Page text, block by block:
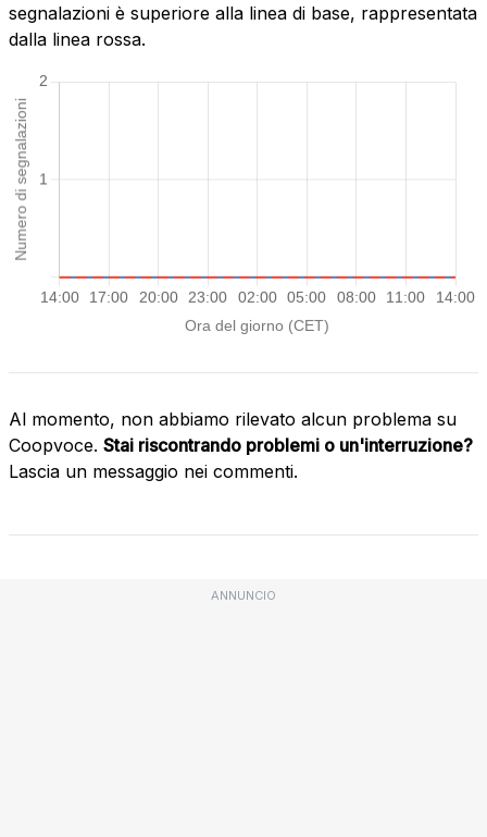
segnalazioni è superiore alla linea di base, rappresentata
dalla linea rossa.
Al momento, non abbiamo rilevato alcun problema su
Coopvoce. Stai riscontrando problemi o un'interruzione?
Lascia un messaggio nei commenti.
ANNUNCIO